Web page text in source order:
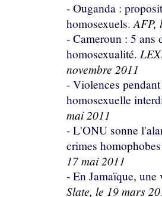
- Ouganda :
homosexuels. AFP,
- Cameroun : 5 ans
homosexualité.
novembre 2011
- Violences
homosexuelle
mai 2011
- L'ONU sonne
crimes
17 mai 2011
- En Jamaïque,
Slate, le 19 mars